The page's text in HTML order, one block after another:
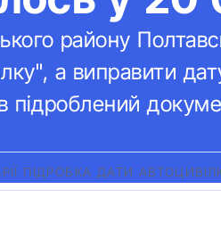
району
а виправити
підроблений
ПІДРОБКА ДАТИ